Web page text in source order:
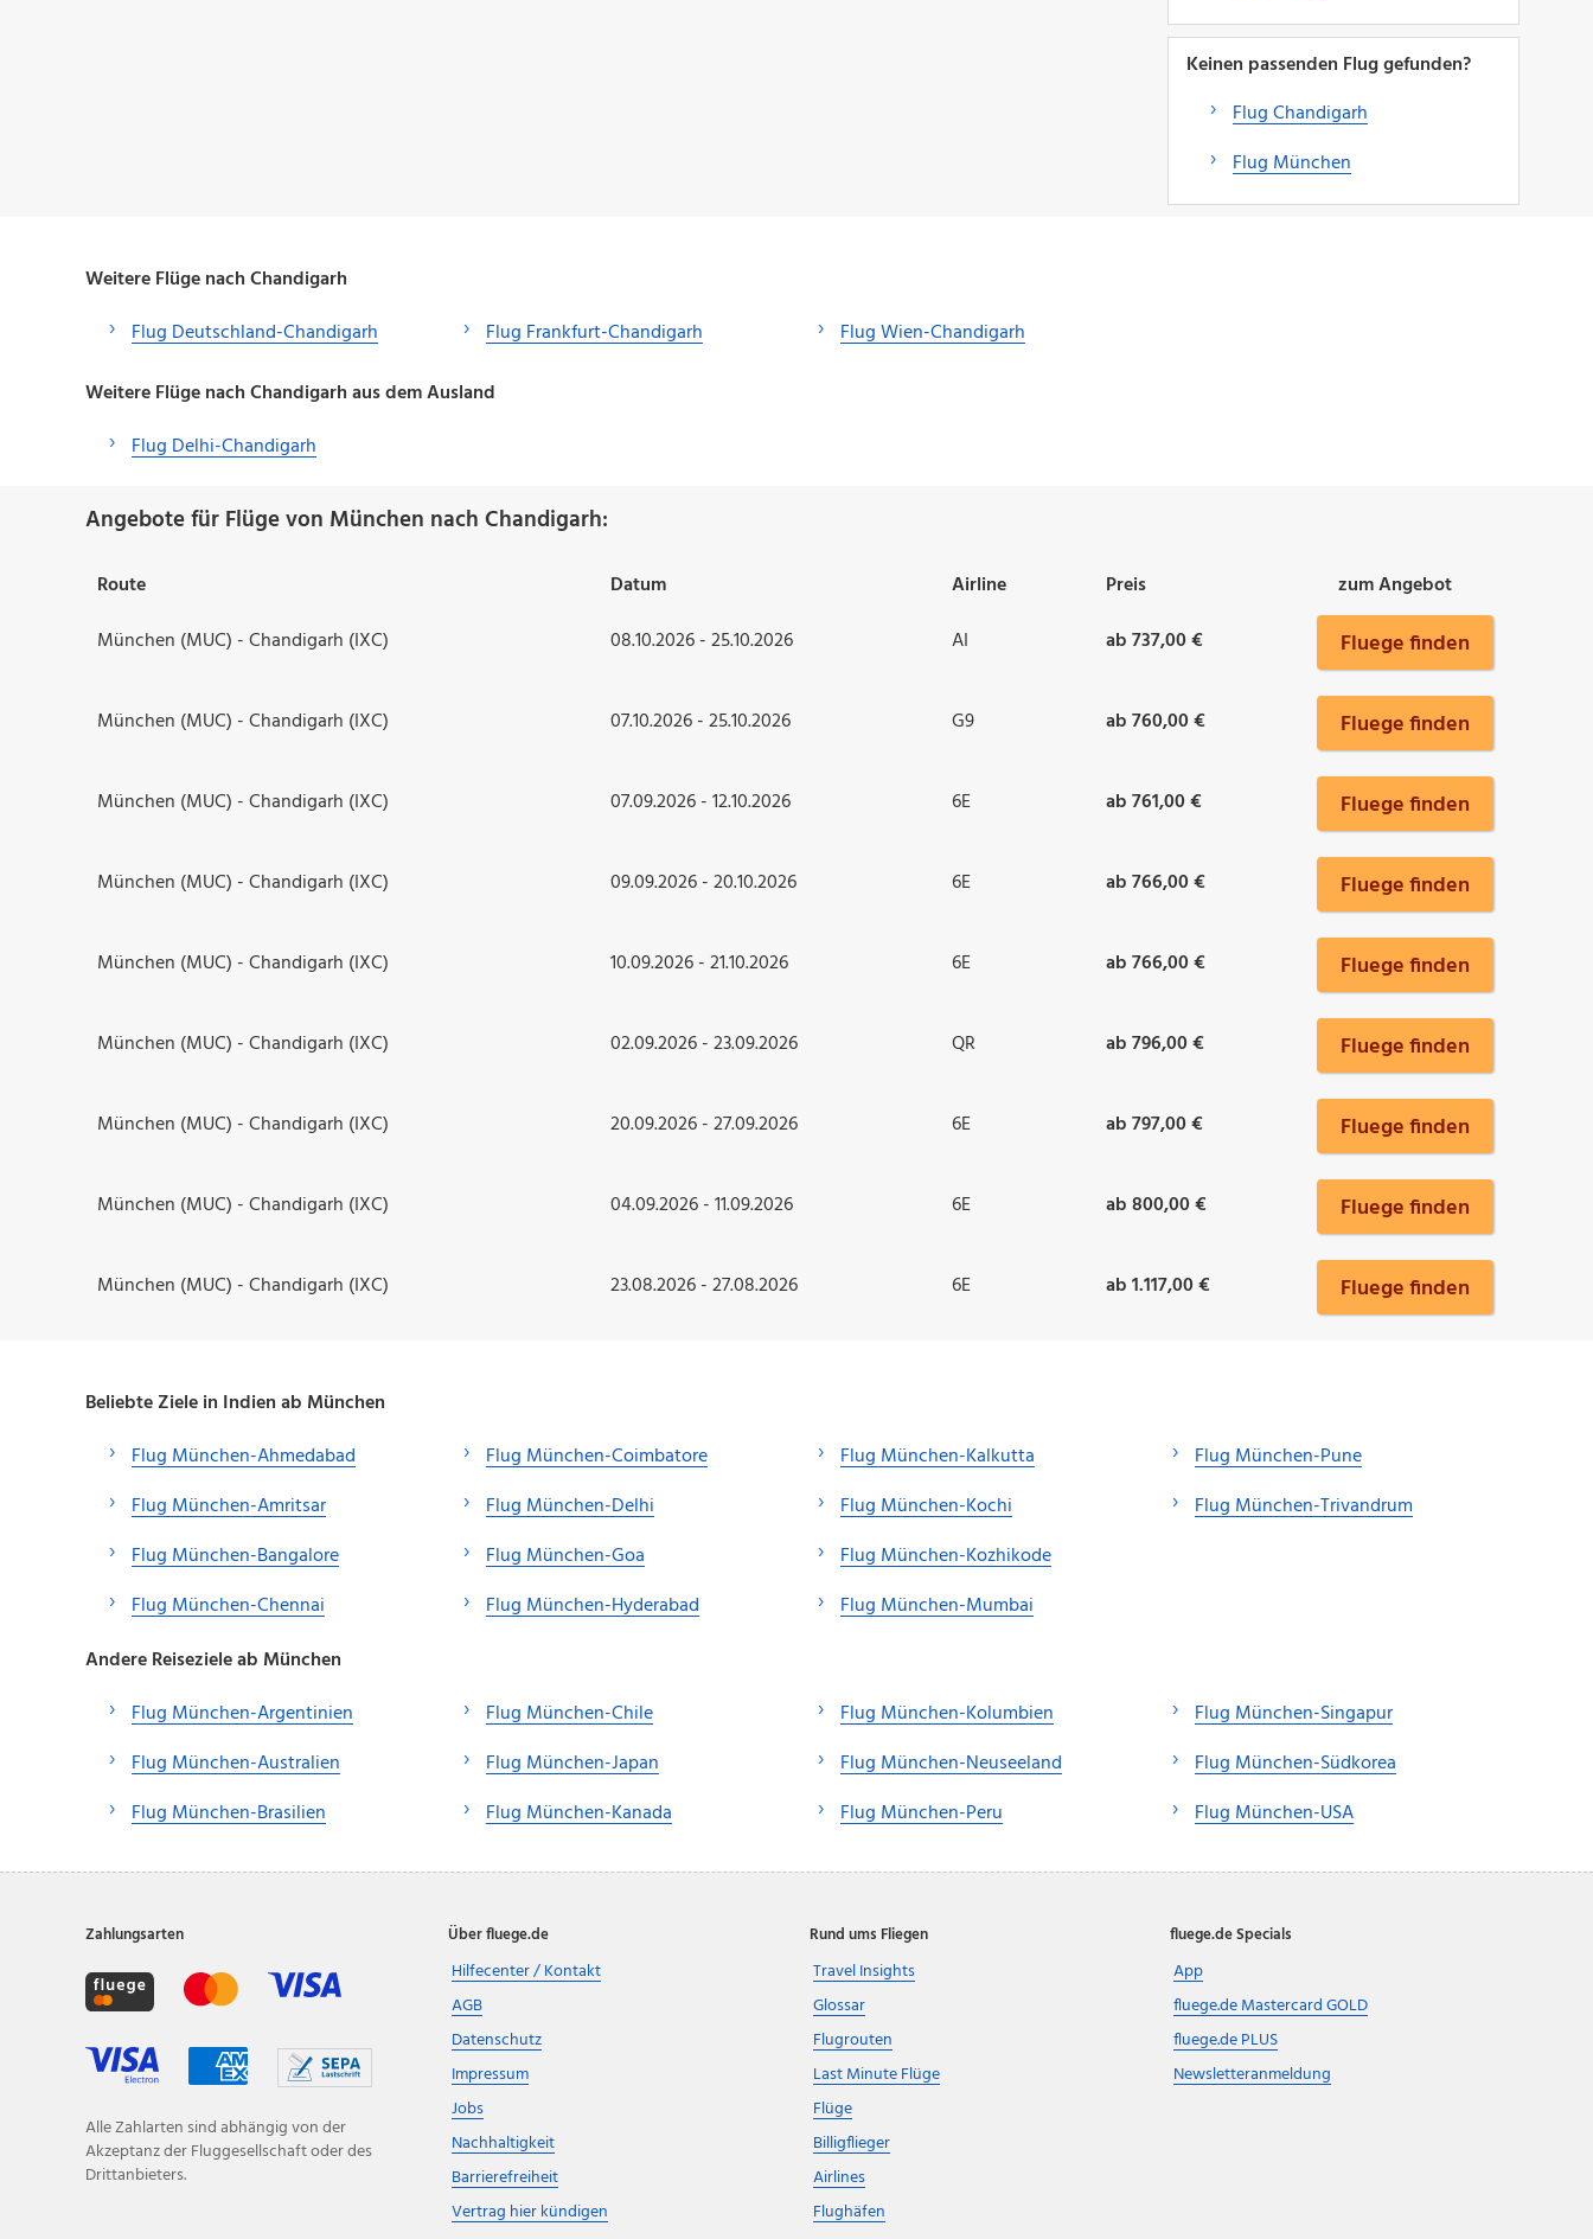
Keinen passenden Flug gefunden?
Flug Chandigarh
Flug München
Weitere Flüge nach Chandigarh
Flug Deutschland-Chandigarh
Flug Frankfurt-Chandigarh
Flug Wien-Chandigarh
Weitere Flüge nach Chandigarh aus dem Ausland
Flug Delhi-Chandigarh
Angebote für Flüge von München nach Chandigarh:
Route Datum Airline Preis
zum Angebot
München (MUC) - Chandigarh (IXC)
08.10.2026 - 25.10.2026 AI ab 737,00 € Fluege finden
München (MUC) - Chandigarh (IXC) 07.10.2026 - 25.10.2026 G9 ab 760,00 € Fluege finden
München (MUC) - Chandigarh (IXC) 07.09.2026 - 12.10.2026 6E ab 761,00 € Fluege finden
München (MUC) - Chandigarh (IXC) 09.09.2026 - 20.10.2026 6E ab 766,00 € Fluege finden
München (MUC) - Chandigarh (IXC) 10.09.2026 - 21.10.2026 6E ab 766,00 € Fluege finden
München (MUC) - Chandigarh (IXC) 02.09.2026 - 23.09.2026 QR ab 796,00 € Fluege finden
München (MUC) - Chandigarh (IXC) 20.09.2026 - 27.09.2026 6E ab 797,00 € Fluege finden
München (MUC) - Chandigarh (IXC) 04.09.2026 - 11.09.2026 6E ab 800,00 € Fluege finden
München (MUC) - Chandigarh (IXC) 23.08.2026 - 27.08.2026 6E ab 1.117,00 € Fluege finden
Beliebte Ziele in Indien ab München
Flug München-Ahmedabad
Flug München-Amritsar
Flug München-Bangalore
Flug München-Chennai
Flug München-Coimbatore
Flug München-Delhi
Flug München-Goa
Flug München-Hyderabad
Flug München-Kalkutta
Flug München-Kochi
Flug München-Kozhikode
Flug München-Mumbai
Flug München-Pune
Flug München-Trivandrum
Andere Reiseziele ab München
Flug München-Argentinien
Flug München-Australien
Flug München-Brasilien
Flug München-Chile
Flug München-Japan
Flug München-Kanada
Flug München-Kolumbien
Flug München-Neuseeland
Flug München-Peru
Flug München-Singapur
Flug München-Südkorea
Flug München-USA